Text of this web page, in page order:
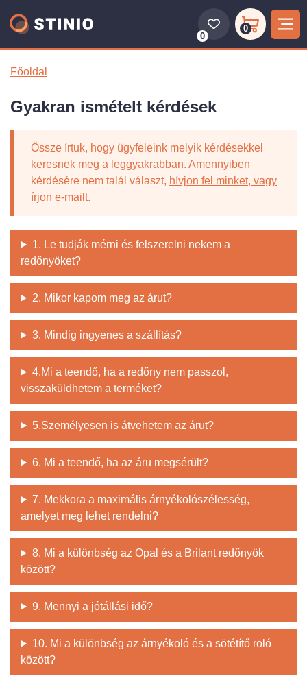
0
0
Főoldal
Gyakran ismételt kérdések
Össze írtuk, hogy ügyfeleink melyik kérdésekkel
keresnek meg a leggyakrabban. Amennyiben
kérdésére nem talál választ, hívjon fel minket, vagy
írjon e-mailt.
1. Le tudják mérni és felszerelni nekem a
redőnyöket?
2. Mikor kapom meg az árut?
3. Mindig ingyenes a szállítás?
4.Mi a teendő, ha a redőny nem passzol,
visszaküldhetem a terméket?
5.Személyesen is átvehetem az árut?
6. Mi a teendő, ha az áru megsérült?
7. Mekkora a maximális árnyékolószélesség,
amelyet meg lehet rendelni?
8. Mi a különbség az Opal és a Brilant redőnyök
között?
9. Mennyi a jótállási idő?
10. Mi a különbség az árnyékoló és a sötétítő roló
között?